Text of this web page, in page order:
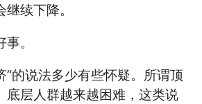
续下降。
。
”的说法多少有些怀疑。所谓顶
底层人群越来越困难，这类说